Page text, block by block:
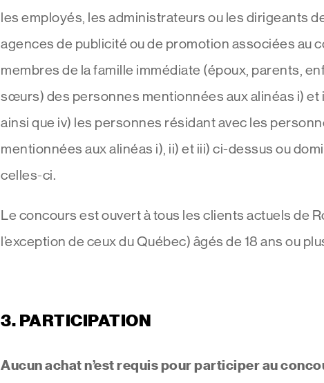
les employés, les administrateurs ou les dirigeants
agences de publicité ou de promotion associées au
membres de la famille immédiate (époux, parents,
sœurs) des personnes mentionnées aux alinéas i) et
ainsi que iv) les personnes résidant avec les
mentionnées aux alinéas i), ii) et iii) ci-dessus ou
celles-ci.
Le concours est ouvert à tous les clients actuels de
l’exception de ceux du Québec) âgés de 18 ans ou
3. PARTICIPATION
Aucun achat n’est requis pour participer au